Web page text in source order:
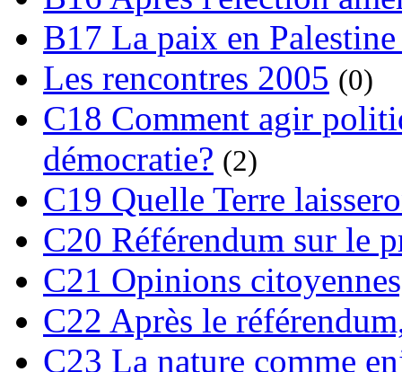
B17 La paix en
Les rencontres 2005 (0)
C18 Comment agir
démocratie? (2)
C19 Quelle Terre
C20 Référendum sur le
C21 Opinions
C22 Après le
C23 La nature comme